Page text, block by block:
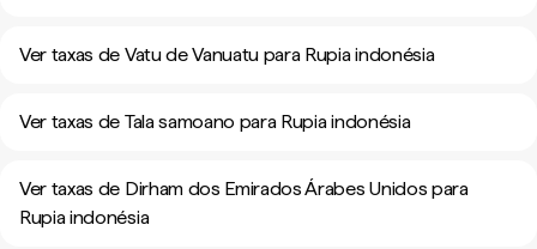
Ver taxas de Vatu de Vanuatu para Rupia indonésia
Ver taxas de Tala samoano para Rupia indonésia
Ver taxas de Dirham dos Emirados Árabes Unidos para
Rupia indonésia